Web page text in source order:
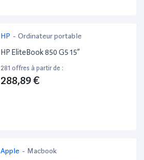
HP - Ordinateur portable
HP EliteBook 850 G5 15”
281 offres à partir de :
288,89 €
Apple - Macbook